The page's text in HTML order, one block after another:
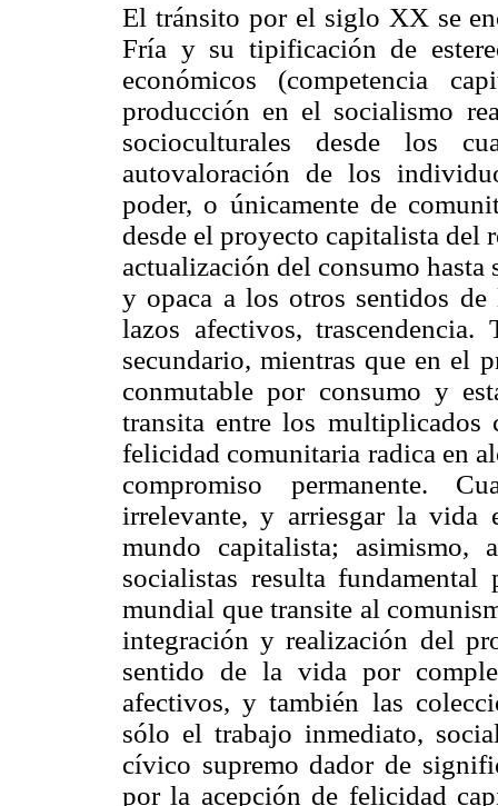
El tránsito por el siglo XX se
Fría y su tipificación de
económicos (competencia
producción en el socialismo
socioculturales desde los
autovaloración de los
poder, o únicamente de
desde el proyecto capitalista del
actualización del consumo hasta
y opaca a los otros sentidos
lazos afectivos,
secundario, mientras que en el
conmutable por consumo y
transita entre los multiplicados
felicidad comunitaria radica en
compromiso permanente.
irrelevante, y arriesgar la vida
mundo capitalista; asimismo,
socialistas resulta
mundial que transite al
integración y realización del
sentido de la vida por
afectivos, y también las
sólo el trabajo inmediato,
cívico supremo dador de
por la acepción de felicidad